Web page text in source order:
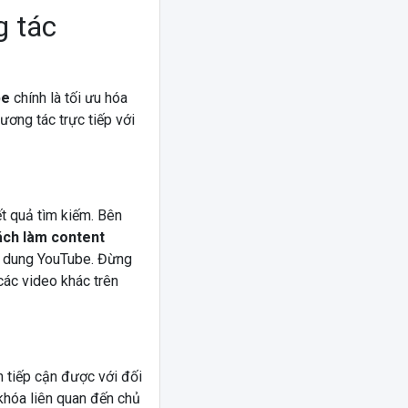
tác
chính là tối ưu hóa
tác trực tiếp với
quả tìm kiếm. Bên
làm content
YouTube. Đừng
video khác trên
tiếp cận được với đối
liên quan đến chủ